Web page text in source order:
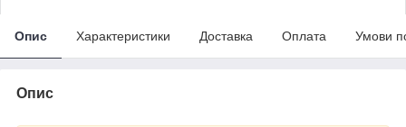
Опис Характеристики Доставка Оплата Умови
Опис